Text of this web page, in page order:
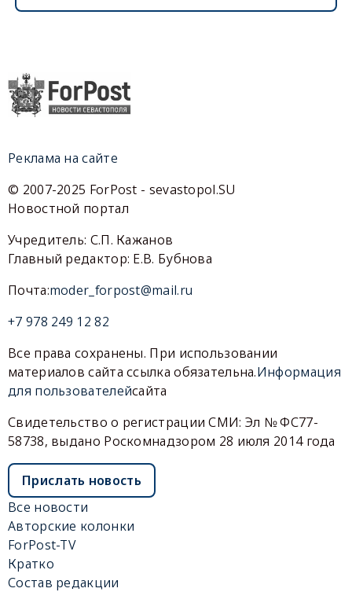
Реклама на сайте
© 2007-2025 ForPost - sevastopol.SU
Новостной портал
Учредитель: С.П. Кажанов
Главный редактор: Е.В. Бубнова
Почта:moder_forpost@mail.ru
+7 978 249 12 82
Все права сохранены. При использовании
материалов сайта ссылка обязательна.Информация
для пользователейсайта
Свидетельство о регистрации СМИ: Эл № ФС77-
58738, выдано Роскомнадзором 28 июля 2014 года
Прислать новость
Все новости
Авторские колонки
ForPost-TV
Кратко
Состав редакции